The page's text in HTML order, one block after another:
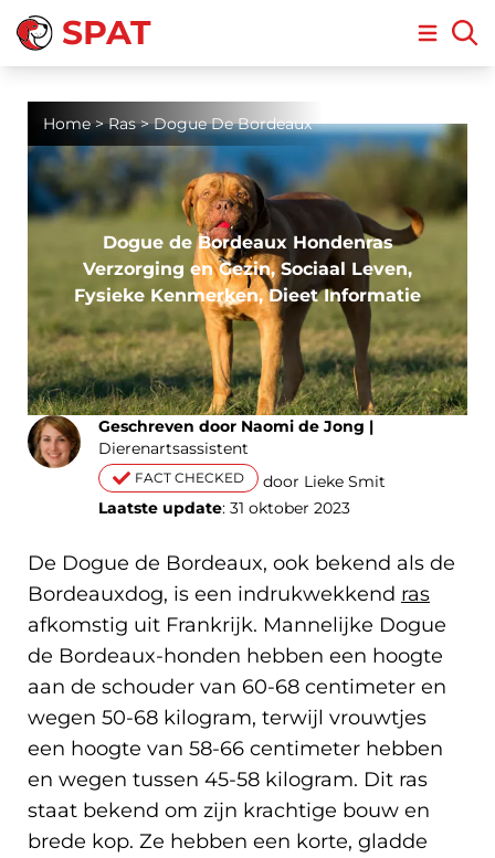
SPAT Open
Home> Ras> Dogue De Bordeaux
Dogue de Bordeaux Hondenras
Verzorging en Gezin, Sociaal Leven,
Fysieke Kenmerken, Dieet Informatie
Geschreven door Naomi de Jong |
Dierenartsassistent
FACT CHECKED
door Lieke Smit
Laatste update: 31 oktober 2023
De Dogue de Bordeaux, ook bekend als de
Bordeauxdog, is een indrukwekkend ras
afkomstig uit Frankrijk. Mannelijke Dogue
de Bordeaux-honden hebben een hoogte
aan de schouder van 60-68 centimeter en
wegen 50-68 kilogram, terwijl vrouwtjes
een hoogte van 58-66 centimeter hebben
en wegen tussen 45-58 kilogram. Dit ras
staat bekend om zijn krachtige bouw en
brede kop. Ze hebben een korte, gladde